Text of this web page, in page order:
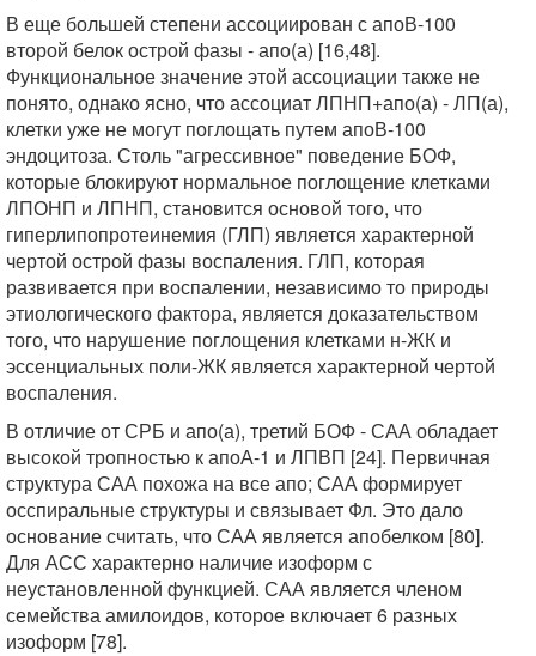
В еще большей степени ассоциирован с апоВ-100
второй белок острой фазы - апо(а) [16,48].
Функциональное значение этой ассоциации также не
понято, однако ясно, что ассоциат ЛПНП+апо(а) - ЛП(а),
клетки уже не могут поглощать путем апоВ-100
эндоцитоза. Столь "агрессивное" поведение БОФ,
которые блокируют нормальное поглощение клетками
ЛПОНП и ЛПНП, становится основой того, что
гиперлипопротеинемия (ГЛП) является характерной
чертой острой фазы воспаления. ГЛП, которая
развивается при воспалении, независимо то природы
этиологического фактора, является доказательством
того, что нарушение поглощения клетками н-ЖК и
эссенциальных поли-ЖК является характерной чертой
воспаления.
В отличие от СРБ и апо(а), третий БОФ - САА обладает
высокой тропностью к апоА-1 и ЛПВП [24]. Первичная
структура САА похожа на все апо; САА формирует
осспиральные структуры и связывает Фл. Это дало
основание считать, что САА является апобелком [80].
Для АСС характерно наличие изоформ с
неустановленной функцией. САА является членом
семейства амилоидов, которое включает 6 разных
изоформ [78].